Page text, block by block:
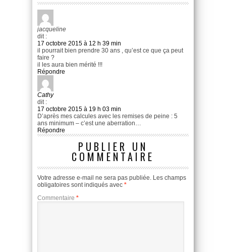
jacqueline
dit :
17 octobre 2015 à 12 h 39 min
il pourrait bien prendre 30 ans , qu’est ce que ça peut
faire ?
il les aura bien mérité !!!
Répondre
Cathy
dit :
17 octobre 2015 à 19 h 03 min
D’après mes calcules avec les remises de peine : 5
ans minimum – c’est une aberration…
Répondre
PUBLIER UN
COMMENTAIRE
Votre adresse e-mail ne sera pas publiée. Les champs
obligatoires sont indiqués avec *
Commentaire *